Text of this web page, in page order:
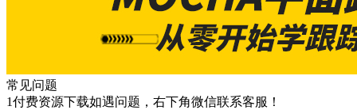
常见问题
1付费资源下载如遇问题，右下角微信联系客服！